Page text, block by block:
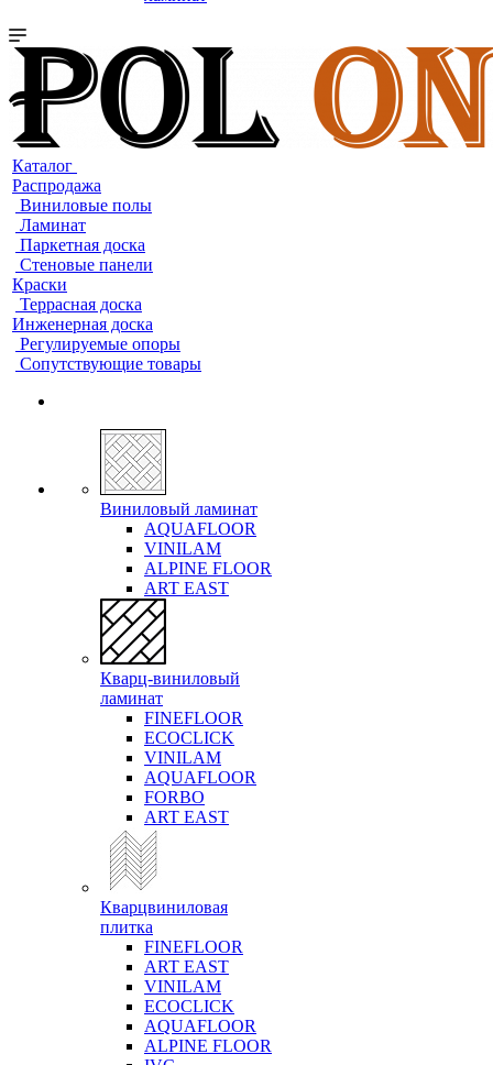
Каталог
Распродажа
Виниловые полы
Ламинат
Паркетная доска
Стеновые панели
Краски
Террасная доска
Инженерная доска
Регулируемые опоры
Сопутствующие товары
Виниловый ламинат
AQUAFLOOR
VINILAM
ALPINE FLOOR
ART EAST
Кварц-виниловый
ламинат
FINEFLOOR
ECOCLICK
VINILAM
AQUAFLOOR
FORBO
ART EAST
Кварцвиниловая
плитка
FINEFLOOR
ART EAST
VINILAM
ECOCLICK
AQUAFLOOR
ALPINE FLOOR